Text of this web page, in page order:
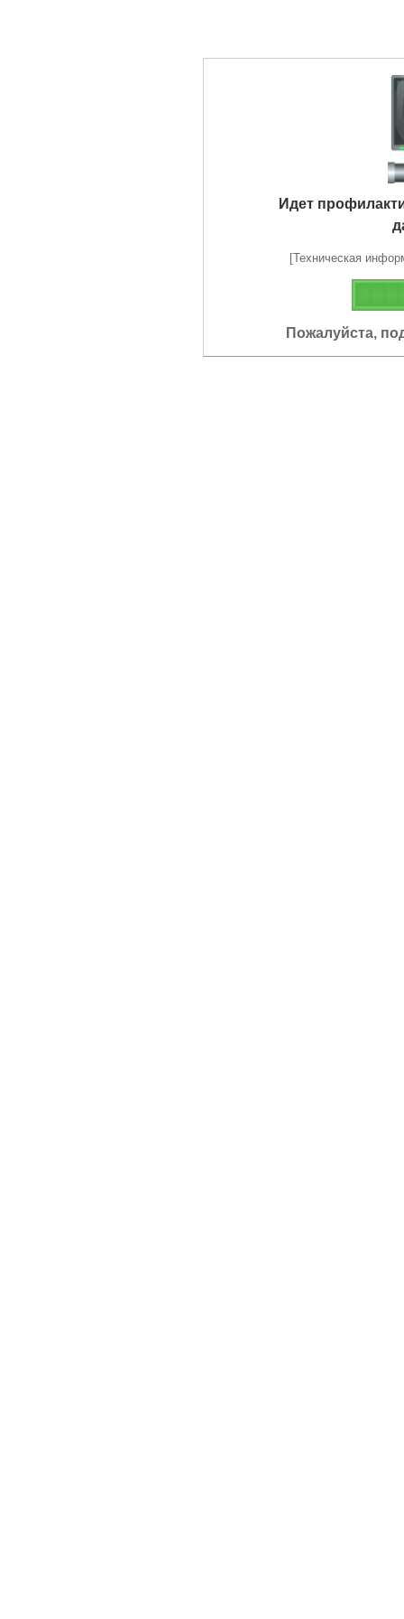
Идет
[Техническая
Пожалуйста,